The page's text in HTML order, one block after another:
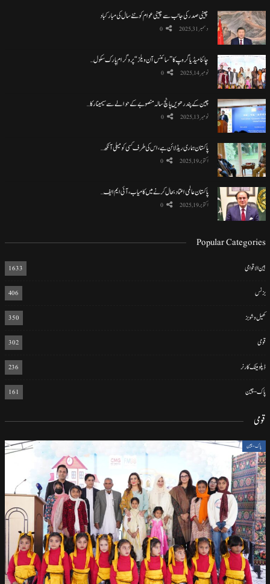
چینی صدر کی جانب سے چینی عوام کو نئے سال کی مبارکباد
دسمبر 31, 2025 0
چائنا میڈیا گروپ کا ”سائنس آن ویلز“ پروگرام پارک سکول…
نومبر 14, 2025 0
چین کے پندرھویں پانچ سالہ منصوبے کے حوالے سے سیمینار کا…
نومبر 13, 2025 0
پاکستان ہماری ریڈ لائن ہے، اس کی طرف کسی کو میلی آنکھ…
اکتوبر 19, 2025 0
پاکستان عالمی اعتماد بحال کرنے میں کامیاب، آئی ایم ایف…
اکتوبر 19, 2025 0
Popular Categories
بین الاقوامی 1633
بزنس 406
کھیل و شوبز 350
قومی 302
ڈپلومیٹک کارنر 236
پاک-چین 161
قومی
پاک-چین